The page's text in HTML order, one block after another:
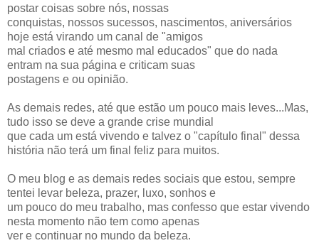
postar coisas sobre nós, nossas
conquistas, nossos sucessos, nascimentos, aniversários
hoje está virando um canal de "amigos
mal criados e até mesmo mal educados" que do nada
entram na sua página e criticam suas
postagens e ou opinião.
As demais redes, até que estão um pouco mais leves...Mas,
tudo isso se deve a grande crise mundial
que cada um está vivendo e talvez o "capítulo final" dessa
história não terá um final feliz para muitos.
O meu blog e as demais redes sociais que estou, sempre
tentei levar beleza, prazer, luxo, sonhos e
um pouco do meu trabalho, mas confesso que estar vivendo
nesta momento não tem como apenas
ver e continuar no mundo da beleza.